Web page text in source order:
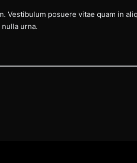
Vestibulum posuere vitae quam in
urna.